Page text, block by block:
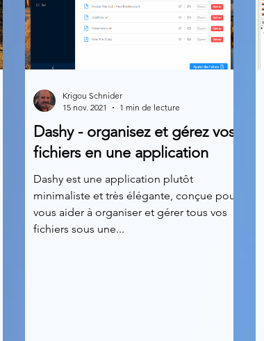
Dashy - organisez et gérez vos
fichiers en une application
Dashy est une application plutôt
minimaliste et très élégante, conçue pour
vous aider à organiser et gérer tous vos
fichiers sous une...
Krigou Schnider
15 nov. 2021
1 min de lecture